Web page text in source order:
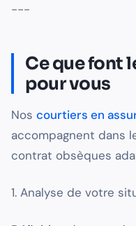
---
Ce que font
pour vous
Nos courtiers en
accompagnent dans
contrat obsèques
1. Analyse de votre